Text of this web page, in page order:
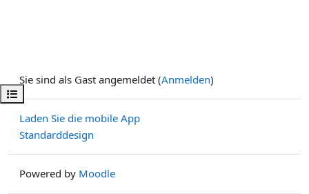
Kursindex öffnen
Sie sind als Gast angemeldet (Anmelden)
Laden Sie die mobile App
Standarddesign
Powered by Moodle